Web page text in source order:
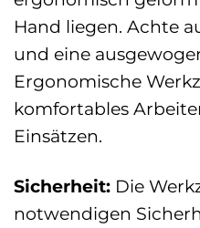
Hand liegen. Achte
und eine
Ergonomische
komfortables
Einsätzen.
Sicherheit: Die
notwendigen